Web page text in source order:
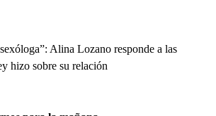
Alina Lozano responde a las
hizo sobre su relación